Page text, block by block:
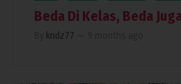
Beda Di Kelas, Beda
kndz77